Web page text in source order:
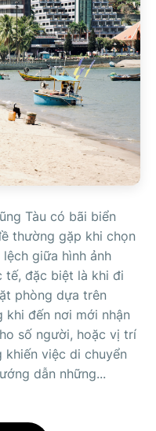
Tàu có bãi biển
thường gặp khi chọn
giữa hình ảnh
tế, đặc biệt là khi đi
phòng dựa trên
khi đến nơi mới nhận
số người, hoặc vị trí
khiến việc di chuyển
dẫn những...